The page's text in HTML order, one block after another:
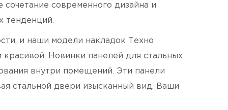
современного дизайна и
тенденций.
и наши модели накладок Tехно
Новинки панелей для стальных
внутри помещений. Эти панели
стальной двери изысканный вид. Ваши